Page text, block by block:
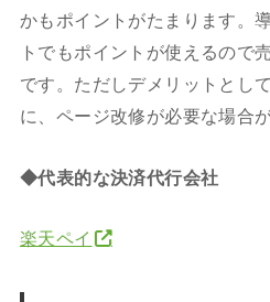
かもポイントがたまります。
トでもポイントが使えるので
です。ただしデメリットとし
に、ページ改修が必要な場合
◆代表的な決済代行会社
楽天ペイ